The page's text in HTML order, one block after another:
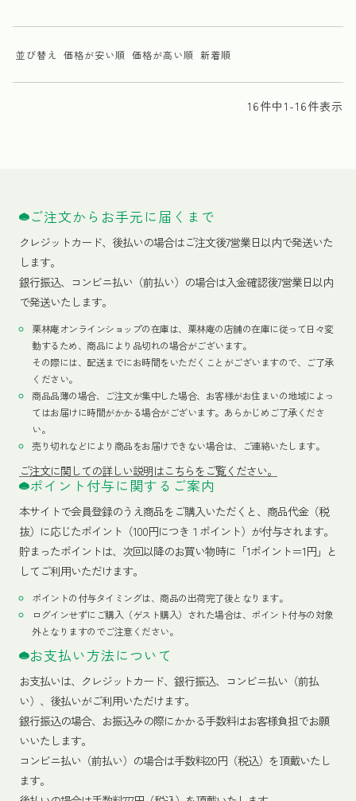
並び替え 価格が安い順 価格が高い順 新着順
16件中1 -16件表示
ご注文からお手元に届くまで
クレジットカード、 後払いの場合はご注文後7営業日以内で発送いた
します。
銀行振込、コンビニ払い（前払い）の場合は入金確認後7営業日以内
で発送いたします。
栗林庵オンラインショップの在庫は、栗林庵の店舗の在庫に従って日々変
動するため、商品により品切れの場合がございます。
その際には、配送までにお時間をいただくことがございますので、ご了承
ください。
商品品薄の場合、ご注文が集中した場合、お客様がお住まいの地域によっ
てはお届けに時間がかかる場合がございます。あらかじめご了承くださ
い。
売り切れなどにより商品をお届けできない場合は、ご連絡いたします。
ご注文に関しての詳しい説明はこちらをご覧ください。
ポイント付与に関するご案内
本サイトで会員登録のうえ商品をご購入いただくと、商品代金（税
抜）に応じたポイント（100円につき１ポイント）が付与されます。
貯まったポイントは、次回以降のお買い物時に「1ポイント＝1円」と
してご利用いただけます。
ポイントの付与タイミングは、商品の出荷完了後となります。
ログインせずにご購入（ゲスト購入）された場合は、ポイント付与の対象
外となりますのでご注意ください。
お支払い方法について
お支払いは、クレジットカード、銀行振込、コンビニ払い（前払
い）、後払いがご利用いただけます。
銀行振込の場合、お振込みの際にかかる手数料はお客様負担でお願
いいたします。
コンビニ払い（前払い）の場合は手数料220円（税込）を頂戴いたし
ます。